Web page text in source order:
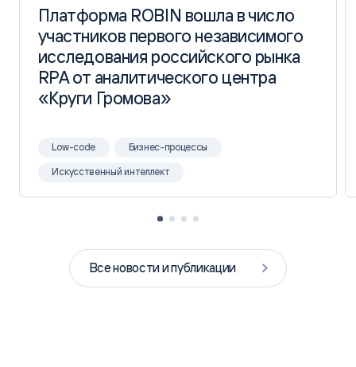
Платформа ROBIN вошла в число
участников первого независимого
исследования российского рынка
RPA от аналитического центра
«Круги Громова»
Платформа ROBIN вошла в число
участников первого независимого
исследования российского рынка
RPA от аналитического центра
«Круги Громова»
Low-code Бизнес-процессы
Искусственный интеллект
Все новости и публикации